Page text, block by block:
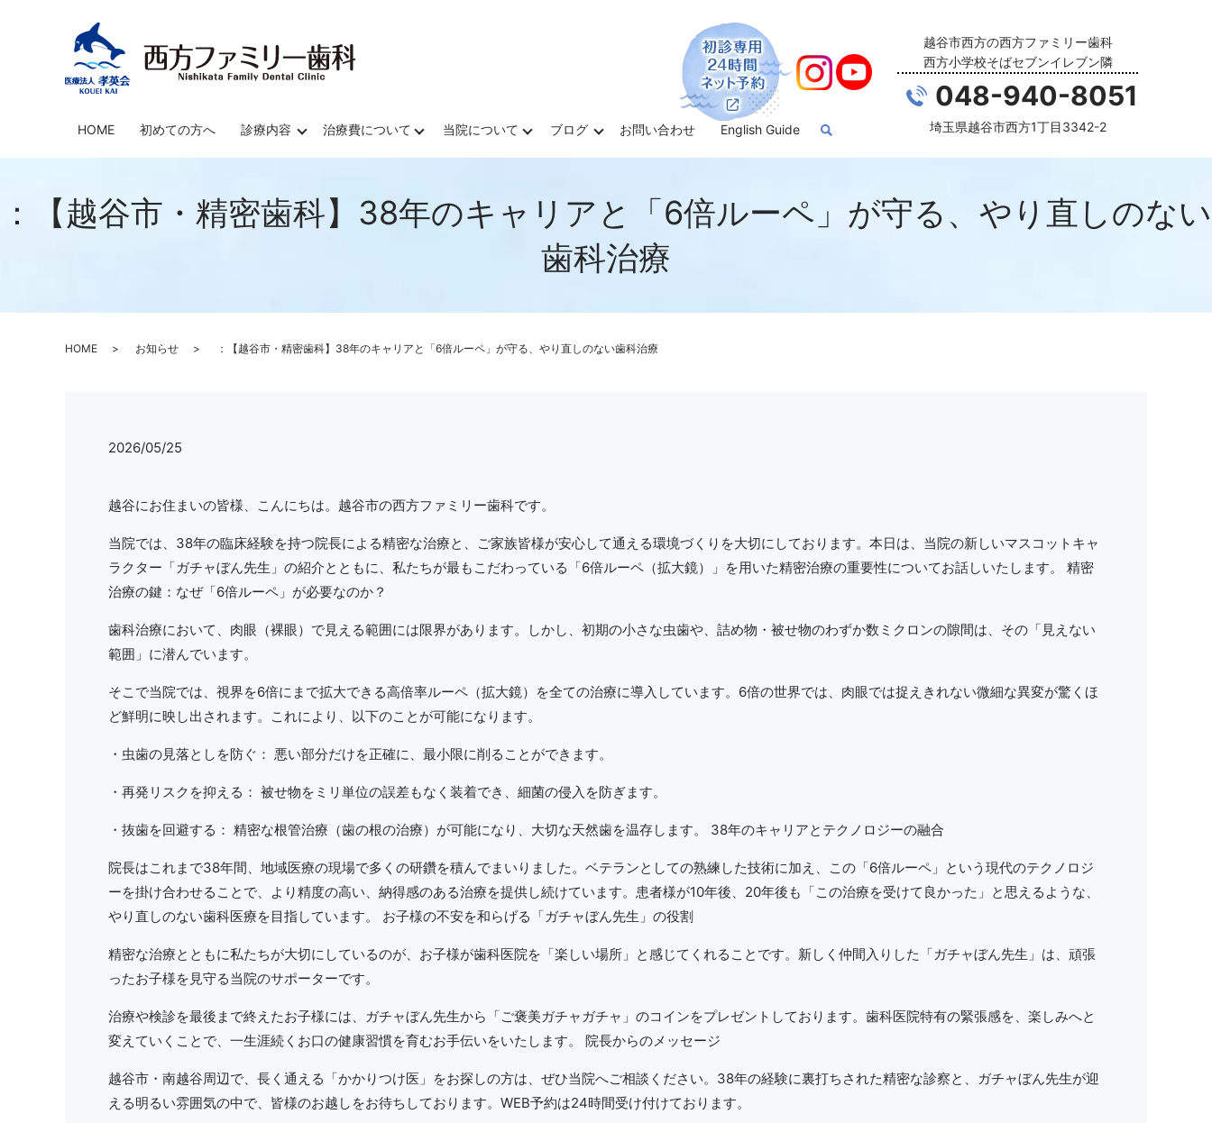
HOME 初めての方へ 診療内容 治療費について 当院について ブログ お問い合わせ English Guide
越谷市西方の西方ファミリー歯科
西方小学校そばセブンイレブン隣
048-940-8051
埼玉県越谷市西方1丁目3342-2
：【越谷市・精密歯科】38年のキャリアと「6倍ルーペ」が守る、やり直しのない
歯科治療
HOME お知らせ ：【越谷市・精密歯科】38年のキャリアと「6倍ルーペ」が守る、やり直しのない歯科治療
2026/05/25
越谷にお住まいの皆様、こんにちは。越谷市の西方ファミリー歯科です。
当院では、38年の臨床経験を持つ院長による精密な治療と、ご家族皆様が安心して通える環境づくりを大切にしております。本日は、当院の新しいマスコットキャ
ラクター「ガチャぼん先生」の紹介とともに、私たちが最もこだわっている「6倍ルーペ（拡大鏡）」を用いた精密治療の重要性についてお話しいたします。 精密
治療の鍵：なぜ「6倍ルーペ」が必要なのか？
歯科治療において、肉眼（裸眼）で見える範囲には限界があります。しかし、初期の小さな虫歯や、詰め物・被せ物のわずか数ミクロンの隙間は、その「見えない
範囲」に潜んでいます。
そこで当院では、視界を6倍にまで拡大できる高倍率ルーペ（拡大鏡）を全ての治療に導入しています。6倍の世界では、肉眼では捉えきれない微細な異変が驚くほ
ど鮮明に映し出されます。これにより、以下のことが可能になります。
・虫歯の見落としを防ぐ： 悪い部分だけを正確に、最小限に削ることができます。
・再発リスクを抑える： 被せ物をミリ単位の誤差もなく装着でき、細菌の侵入を防ぎます。
・抜歯を回避する： 精密な根管治療（歯の根の治療）が可能になり、大切な天然歯を温存します。 38年のキャリアとテクノロジーの融合
院長はこれまで38年間、地域医療の現場で多くの研鑽を積んでまいりました。ベテランとしての熟練した技術に加え、この「6倍ルーペ」という現代のテクノロジ
ーを掛け合わせることで、より精度の高い、納得感のある治療を提供し続けています。患者様が10年後、20年後も「この治療を受けて良かった」と思えるような、
やり直しのない歯科医療を目指しています。 お子様の不安を和らげる「ガチャぼん先生」の役割
精密な治療とともに私たちが大切にしているのが、お子様が歯科医院を「楽しい場所」と感じてくれることです。新しく仲間入りした「ガチャぼん先生」は、頑張
ったお子様を見守る当院のサポーターです。
治療や検診を最後まで終えたお子様には、ガチャぼん先生から「ご褒美ガチャガチャ」のコインをプレゼントしております。歯科医院特有の緊張感を、楽しみへと
変えていくことで、一生涯続くお口の健康習慣を育むお手伝いをいたします。 院長からのメッセージ
越谷市・南越谷周辺で、長く通える「かかりつけ医」をお探しの方は、ぜひ当院へご相談ください。38年の経験に裏打ちされた精密な診察と、ガチャぼん先生が迎
える明るい雰囲気の中で、皆様のお越しをお待ちしております。WEB予約は24時間受け付けております。